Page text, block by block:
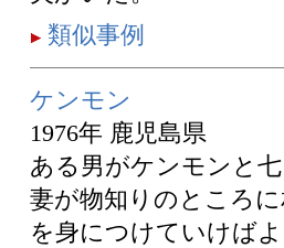
類似事例
ケンモン
1976年 鹿児島県
ある男がケンモンと
妻が物知りのところ
を身につけていけば